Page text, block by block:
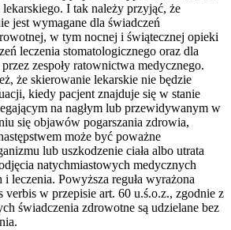
I tak należy przyjąć, że
jest wymagane dla świadczeń
w tym nocnej i świątecznej opieki
leczenia stomatologicznego oraz dla
zespoły ratownictwa medycznego.
że skierowanie lekarskie nie będzie
kiedy pacjent znajduje się w stanie
na nagłym lub przewidywanym w
się objawów pogarszania zdrowia,
może być poważne
lub uszkodzenie ciała albo utrata
natychmiastowych medycznych
leczenia. Powyższa reguła wyrażona
verbis w przepisie art. 60 u.ś.o.z., zgodnie z
świadczenia zdrowotne są udzielane bez